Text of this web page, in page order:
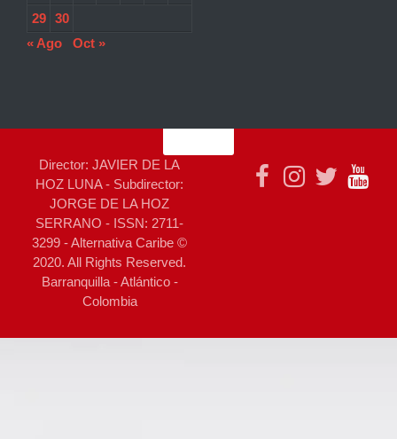
29
30
« Ago
Oct »
Director: JAVIER DE LA
HOZ LUNA - Subdirector:
JORGE DE LA HOZ
SERRANO - ISSN: 2711-
3299 - Alternativa Caribe ©
2020. All Rights Reserved.
Barranquilla - Atlántico -
Colombia